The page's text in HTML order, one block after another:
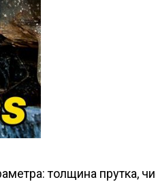
толщина прутка,